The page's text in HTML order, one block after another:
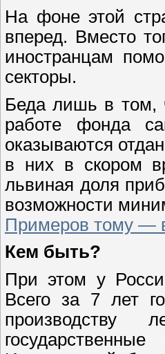
На фоне этой
вперед. Вместо
иностранцам
секторы.
Беда лишь в том,
работе фонда
оказываются
в них в скором
львиная доля
возможности
Примеров тому —
Кем быть?
При этом у
Всего за 7 лет
производству